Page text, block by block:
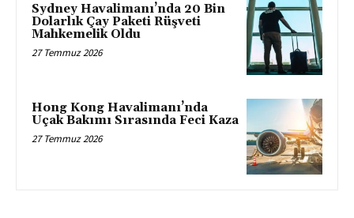
Sydney Havalimanı’nda 20 Bin
Dolarlık Çay Paketi Rüşveti
Mahkemelik Oldu
27 Temmuz 2026
Hong Kong Havalimanı’nda
Uçak Bakımı Sırasında Feci Kaza
27 Temmuz 2026